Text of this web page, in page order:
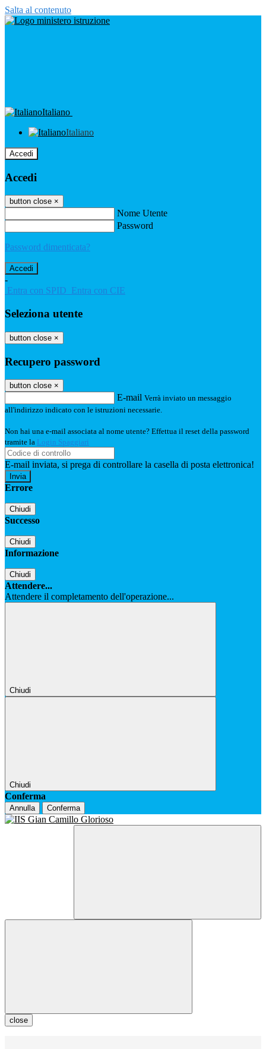
Salta al contenuto
Italiano
Italiano
Accedi
Accedi
button close ×
Nome Utente
Password
Password dimenticata?
-
Entra con SPID Entra con CIE
Seleziona utente
button close ×
Recupero password
button close ×
E-mail Verrà inviato un messaggio
all'indirizzo indicato con le istruzioni necessarie.
Non hai una e-mail associata al nome utente? Effettua il reset della password
tramite la Login Spaggiari
E-mail inviata, si prega di controllare la casella di posta elettronica!
Errore
Chiudi
Successo
Chiudi
Informazione
Chiudi
Attendere...
Attendere il completamento dell'operazione...
Chiudi
Chiudi
Conferma
Annulla Conferma
close